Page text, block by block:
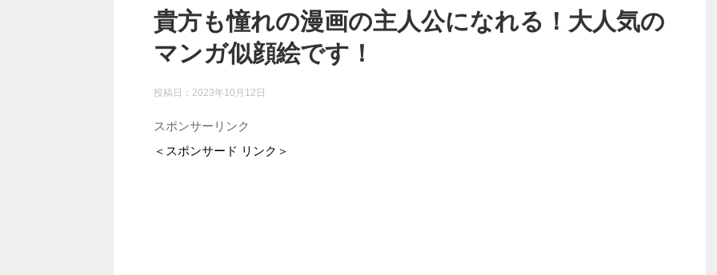
貴方も憧れの漫画の主人公になれる！大人気の
マンガ似顔絵です！
投稿日： 2023年10月12日
スポンサーリンク
＜スポンサード リンク＞